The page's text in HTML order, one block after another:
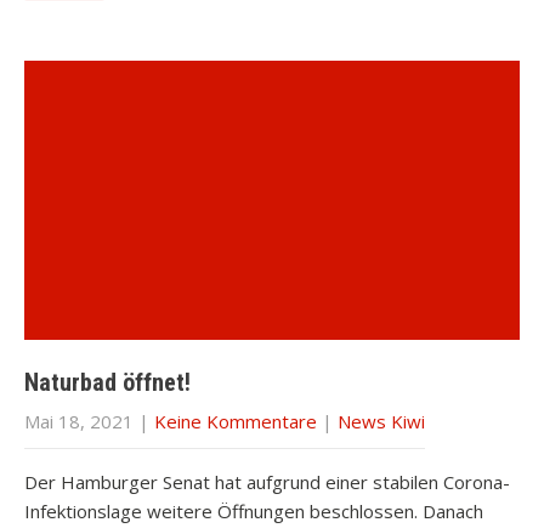
Naturbad öffnet!
Mai 18, 2021 | Keine Kommentare | News Kiwi
Der Hamburger Senat hat aufgrund einer stabilen Corona-
Infektionslage weitere Öffnungen beschlossen. Danach